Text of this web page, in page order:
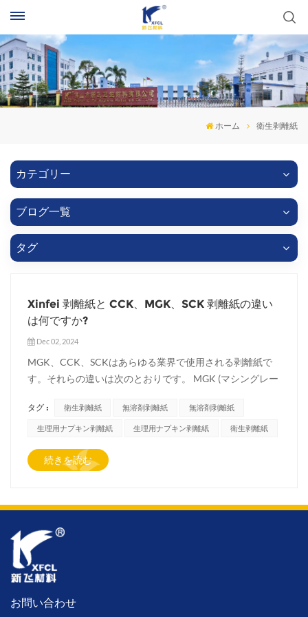
ホーム 衛生剥離紙
カテゴリー
ブログ一覧
タグ
Xinfei 剥離紙と CCK、MGK、SCK 剥離紙の違い
は何ですか?
Dec 02, 2024
MGK、CCK、SCKはあらゆる業界で使用される剥離紙で
す。それらの違いは次のとおりです。 MGK (マシングレー
紙から作られています。片面には滑らかで光沢のある表面
があり、離型性が良好です。粘着テープ、ラベル、ステッ
ングクラフト): CCK 剥離紙は、片面に粘土の層をコーティ
CCK 剥離紙は、感圧ラベル、グラフィック アート、パッ
ケージなど、高品質の印刷が必要な用途でよく使用されま
す。 SCK (スーパーカレンダークラフト): SCK 剥離紙は、
非常に滑らかな表面を実現するためにスーパーカレンダー
加工されたクラフト紙から作られています。このタイプの
イナー、複合材料、合成皮革などの用途によく使用されま
タグ : 衛生剥離紙 無溶剤剥離紙 無溶剤剥離紙
生理用ナプキン剥離紙 生理用ナプキン剥離紙 衛生剥離紙
続きを読む
お問い合わせ